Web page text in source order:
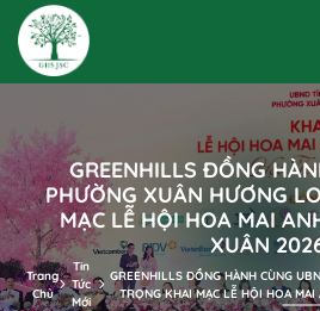
GREENHILLS ĐỒNG
PHƯỜNG XUÂN HƯƠNG
MẠC LỄ HỘI HOA MAI
XUÂN
Trang
Chủ
Tin
Tức
Mới
GREENHILLS ĐỒNG HÀNH CÙNG
TRỌNG KHAI MẠC LỄ HỘI HOA